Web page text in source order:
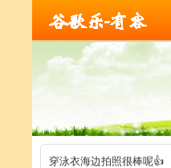
穿泳衣海边拍照很棒呢👍